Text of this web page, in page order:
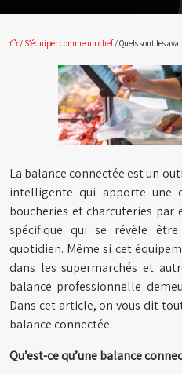
/ S’équiper comme un chef/ Quels sont les
La balance connectée est un
intelligente qui apporte une
boucheries et charcuteries par
spécifique qui se révèle
quotidien. Même si cet
dans les supermarchés et
balance professionnelle
Dans cet article, on vous dit
balance connectée.
Qu’est-ce qu’une balance